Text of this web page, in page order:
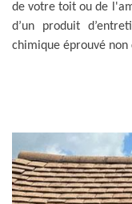
de votre toit ou de
d’un produit
chimique éprouvé